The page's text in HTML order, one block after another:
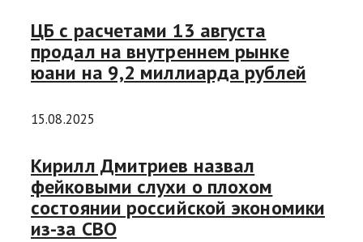
ЦБ с расчетами 13 августа
продал на внутреннем рынке
юани на 9,2 миллиарда рублей
15.08.2025
Кирилл Дмитриев назвал
фейковыми слухи о плохом
состоянии российской экономики
из-за СВО